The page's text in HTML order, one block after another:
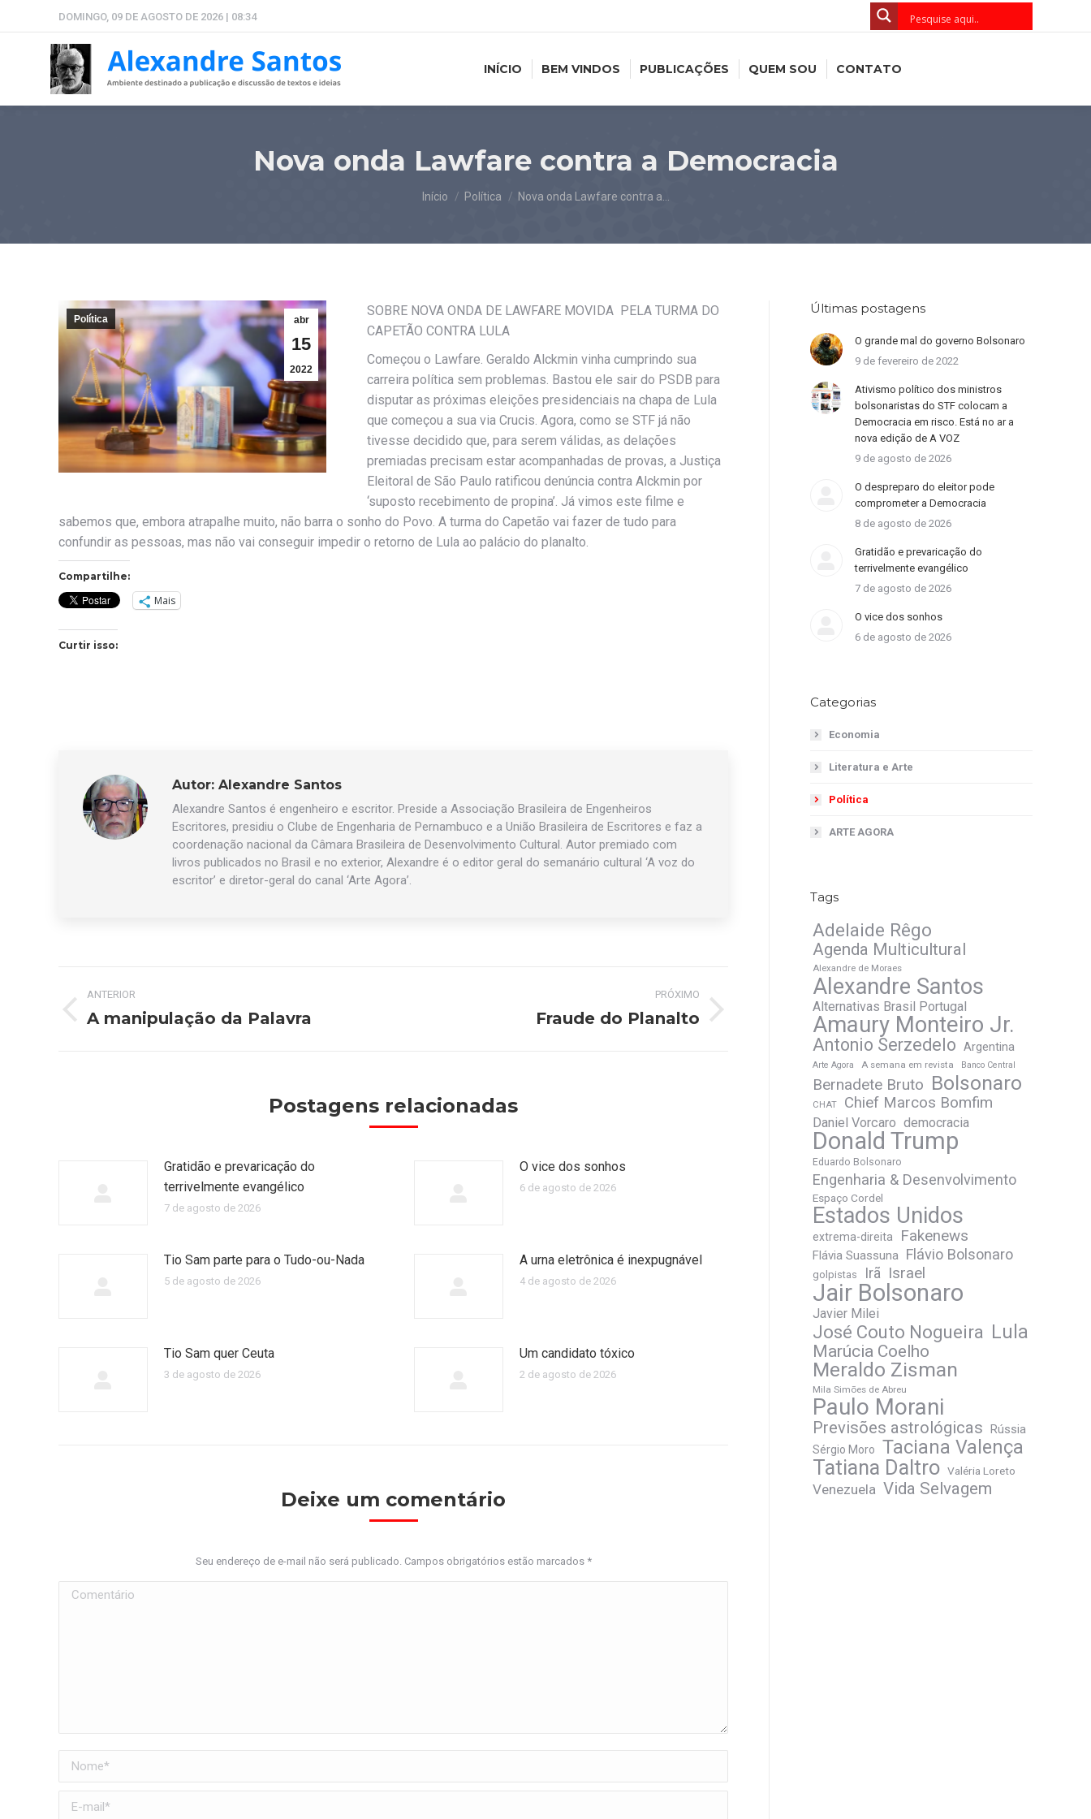
DOMINGO, 09 DE AGOSTO DE 2026 | 08:34
INÍCIO BEM VINDOS PUBLICAÇÕES QUEM SOU CONTATO
Nova onda Lawfare contra a Democracia
Você está aqui:
Início Política Nova onda Lawfare contra a…
abr
15
2022
Política
SOBRE NOVA ONDA DE LAWFARE MOVIDA PELA TURMA DO
CAPETÃO CONTRA LULA
Começou o Lawfare. Geraldo Alckmin vinha cumprindo sua
carreira política sem problemas. Bastou ele sair do PSDB para
disputar as próximas eleições presidenciais na chapa de Lula
que começou a sua via Crucis. Agora, como se STF já não
tivesse decidido que, para serem válidas, as delações
premiadas precisam estar acompanhadas de provas, a Justiça
Eleitoral de São Paulo ratificou denúncia contra Alckmin por
‘suposto recebimento de propina’. Já vimos este filme e
sabemos que, embora atrapalhe muito, não barra o sonho do Povo. A turma do Capetão vai fazer de tudo para
confundir as pessoas, mas não vai conseguir impedir o retorno de Lula ao palácio do planalto.
Compartilhe:
Mais
Curtir isso:
Autor: Alexandre Santos
Alexandre Santos é engenheiro e escritor. Preside a Associação Brasileira de Engenheiros
Escritores, presidiu o Clube de Engenharia de Pernambuco e a União Brasileira de Escritores e faz a
coordenação nacional da Câmara Brasileira de Desenvolvimento Cultural. Autor premiado com
livros publicados no Brasil e no exterior, Alexandre é o editor geral do semanário cultural ‘A voz do
escritor’ e diretor-geral do canal ‘Arte Agora’.
Navegação
de
ANTERIOR
Post
A manipulação da Palavra
PRÓXIMO
Fraude do Planalto
Postagens relacionadas
Gratidão e prevaricação do
terrivelmente evangélico
7 de agosto de 2026
O vice dos sonhos
6 de agosto de 2026
Tio Sam parte para o Tudo-ou-Nada
5 de agosto de 2026
A urna eletrônica é inexpugnável
4 de agosto de 2026
Tio Sam quer Ceuta
3 de agosto de 2026
Um candidato tóxico
2 de agosto de 2026
Deixe um comentário
Seu endereço de e-mail não será publicado. Campos obrigatórios estão marcados *
Comentário
Nome *
E-mail *
Últimas postagens
O grande mal do governo Bolsonaro
9 de fevereiro de 2022
Ativismo político dos ministros
bolsonaristas do STF colocam a
Democracia em risco. Está no ar a
nova edição de A VOZ
9 de agosto de 2026
O despreparo do eleitor pode
comprometer a Democracia
8 de agosto de 2026
Gratidão e prevaricação do
terrivelmente evangélico
7 de agosto de 2026
O vice dos sonhos
6 de agosto de 2026
Categorias
Economia
Literatura e Arte
Política
ARTE AGORA
Tags
Adelaide Rêgo
Agenda Multicultural
Alexandre de Moraes
Alexandre Santos
Alternativas Brasil Portugal
Amaury Monteiro Jr.
Antonio Serzedelo Argentina
Arte Agora A semana em revista Banco Central
Bernadete Bruto Bolsonaro
CHAT Chief Marcos Bomfim
Daniel Vorcaro democracia
Donald Trump
Eduardo Bolsonaro
Engenharia & Desenvolvimento
Espaço Cordel
Estados Unidos
extrema-direita Fakenews
Flávia Suassuna Flávio Bolsonaro
golpistas Irã Israel
Jair Bolsonaro
Javier Milei
José Couto Nogueira Lula
Marúcia Coelho
Meraldo Zisman
Mila Simões de Abreu
Paulo Morani
Previsões astrológicas Rússia
Sérgio Moro Taciana Valença
Tatiana Daltro Valéria Loreto
Venezuela Vida Selvagem